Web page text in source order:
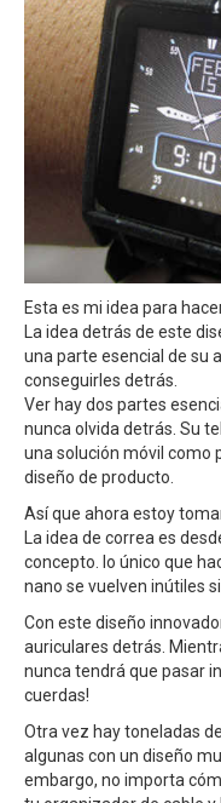
Esta es mi idea para
La idea detrás de este
una parte esencial de su
conseguirles detrás.
Ver hay dos partes
nunca olvida detrás. Su
una solución móvil como
diseño de producto.
Así que ahora estoy
La idea de correa es
concepto. lo único que
nano se vuelven inútiles
Con este diseño
auriculares detrás.
nunca tendrá que pasar
cuerdas!
Otra vez hay toneladas
algunas con un diseño
embargo, no importa